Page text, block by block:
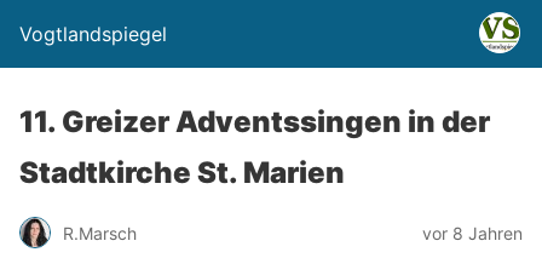
Vogtlandspiegel
11. Greizer Adventssingen in der
Stadtkirche St. Marien
R.Marsch vor 8 Jahren